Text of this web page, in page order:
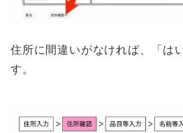
住所に間違いがなければ、「は
す。